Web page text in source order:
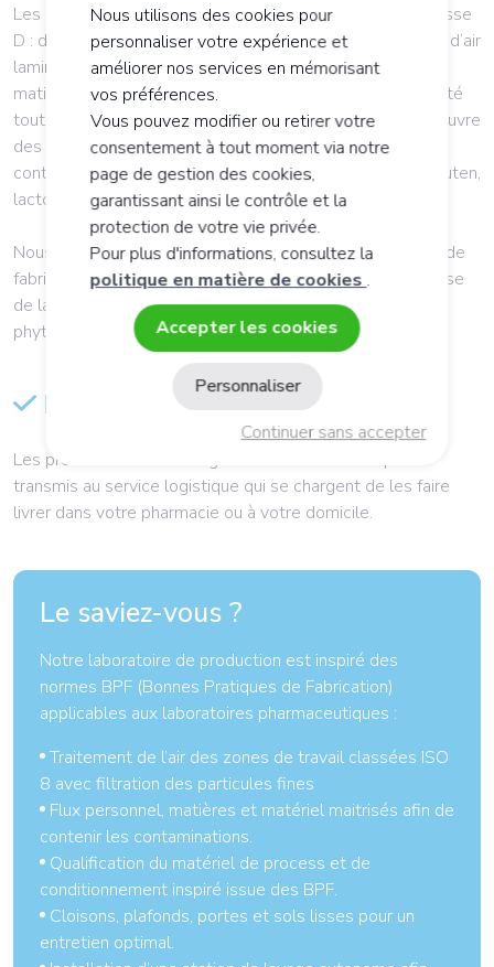
Les produits sont fabriqués dans des salles blanches classe
D : dans ces zones, l’atmosphère est contrôlée sous flux d’air
laminaire garantissant la non-contamination croisée des
matières premières. Nous effectuons des contrôles qualité
tout au long des chaînes de production, et mettons en œuvre
des protocoles de nettoyage validés pour supprimer les
contaminations croisées avec des allergènes tels que gluten,
lactose, soja, etc.
Nous détenons une expertise exclusive dans le process de
fabrication du concentré d'oligoéléments et minéraux, base
de la formulation des OLiGOMAX et de tous les
phytominéraux.
Le conditionnement et la livraison
Les produits finis sont soigneusement emballés puis
transmis au service logistique qui se chargent de les faire
livrer dans votre pharmacie ou à votre domicile.
Le saviez-vous ?
Notre laboratoire de production est inspiré des
normes BPF (Bonnes Pratiques de Fabrication)
applicables aux laboratoires pharmaceutiques :
Traitement de l’air des zones de travail classées ISO
8 avec filtration des particules fines
Flux personnel, matières et matériel maitrisés afin de
contenir les contaminations.
Qualification du matériel de process et de
conditionnement inspiré issue des BPF.
Cloisons, plafonds, portes et sols lisses pour un
entretien optimal.
Nous utilisons des cookies pour
personnaliser votre expérience et
améliorer nos services en mémorisant
vos préférences.
Vous pouvez modifier ou retirer votre
consentement à tout moment via notre
page de gestion des cookies,
garantissant ainsi le contrôle et la
protection de votre vie privée.
Pour plus d'informations, consultez la
politique en matière de cookies .
Accepter les cookies
Continuer sans accepter
Personnaliser